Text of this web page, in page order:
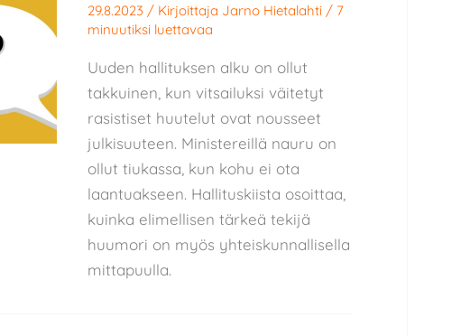
29.8.2023 / Kirjoittaja Jarno Hietalahti/ 7
minuutiksi luettavaa
Uuden hallituksen alku on ollut
takkuinen, kun vitsailuksi väitetyt
rasistiset huutelut ovat nousseet
julkisuuteen. Ministereillä nauru on
ollut tiukassa, kun kohu ei ota
laantuakseen. Hallituskiista osoittaa,
kuinka elimellisen tärkeä tekijä
huumori on myös yhteiskunnallisella
mittapuulla.